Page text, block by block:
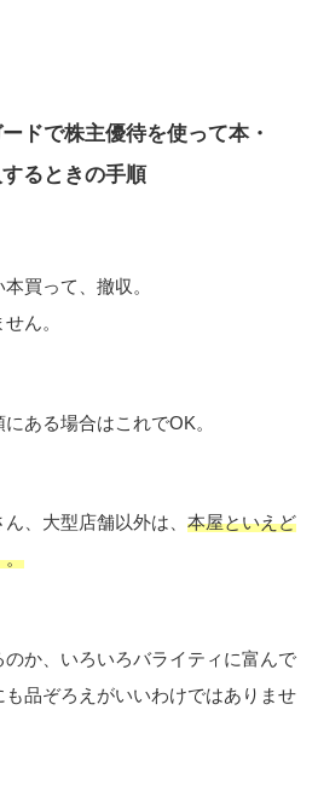
ドで株主優待を使って本・
るときの手順
買って、撤収。
ん。
ある場合はこれでOK。
、大型店舗以外は、 本屋といえど
。
か、いろいろバライティに富んで
品ぞろえがいいわけではありませ